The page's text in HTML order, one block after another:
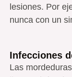
lesiones. Por
nunca con un
Infecciones
Las